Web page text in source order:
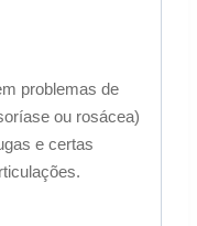
problemas de
ou rosácea)
e certas